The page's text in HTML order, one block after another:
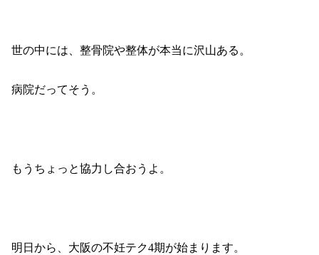
世の中には、整骨院や整体が本当に沢山ある。
病院だってそう。
もうちょっと協力し合おうよ。
明日から、大阪の不妊テク4期が始まります。